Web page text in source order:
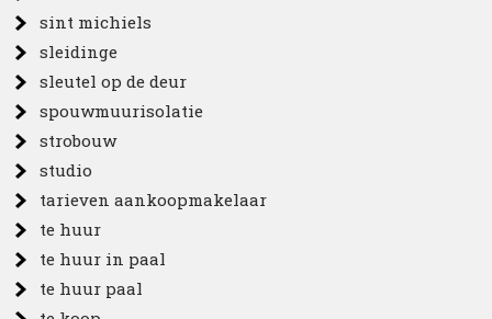
sint michiels
sleidinge
sleutel op de deur
spouwmuurisolatie
strobouw
studio
tarieven aankoopmakelaar
te huur
te huur in paal
te huur paal